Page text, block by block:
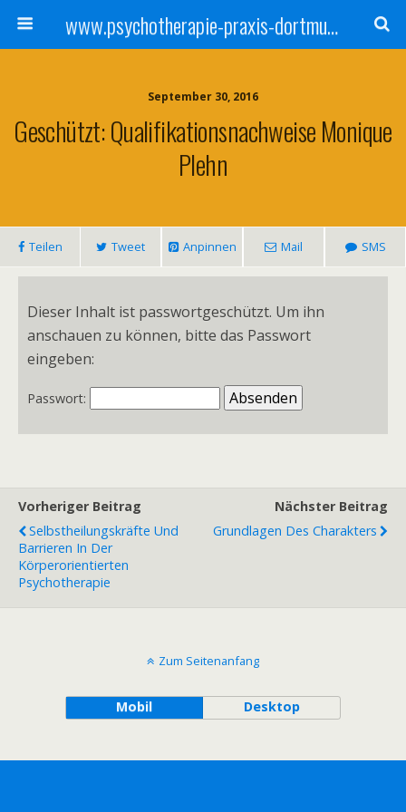
www.psychotherapie-praxis-dortmund.de
September 30, 2016
Geschützt: Qualifikationsnachweise Monique
Plehn
Teilen Tweet Anpinnen Mail SMS
Dieser Inhalt ist passwortgeschützt. Um ihn
anschauen zu können, bitte das Passwort
eingeben:
Passwort:
Vorheriger Beitrag
Selbstheilungskräfte Und
Barrieren In Der
Körperorientierten
Psychotherapie
Nächster Beitrag
Grundlagen Des Charakters
Zum Seitenanfang
Mobil Desktop